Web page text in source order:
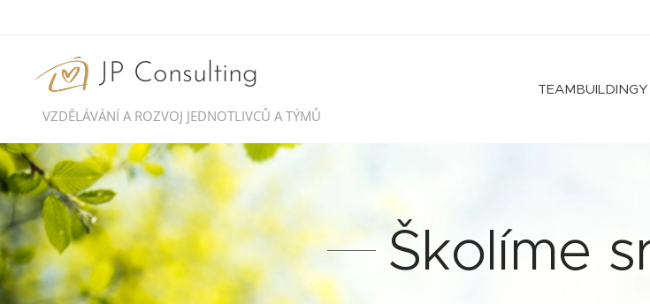
JP Consulting
VZDĚLÁVÁNÍ A ROZVOJ JEDNOTLIVCŮ A TÝMŮ
TEAMBUILDINGY
Školíme